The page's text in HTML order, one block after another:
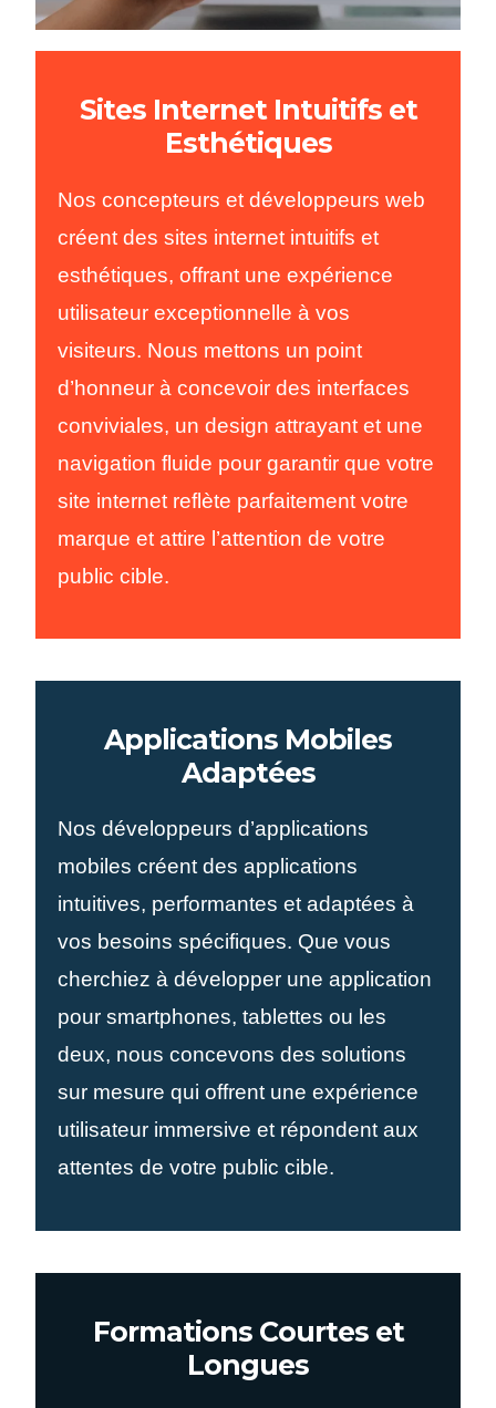
Sites Internet Intuitifs et
Esthétiques
Nos concepteurs et développeurs web
créent des sites internet intuitifs et
esthétiques, offrant une expérience
utilisateur exceptionnelle à vos
visiteurs. Nous mettons un point
d’honneur à concevoir des interfaces
conviviales, un design attrayant et une
navigation fluide pour garantir que votre
site internet reflète parfaitement votre
marque et attire l’attention de votre
public cible.
Applications Mobiles
Adaptées
Nos développeurs d’applications
mobiles créent des applications
intuitives, performantes et adaptées à
vos besoins spécifiques. Que vous
cherchiez à développer une application
pour smartphones, tablettes ou les
deux, nous concevons des solutions
sur mesure qui offrent une expérience
utilisateur immersive et répondent aux
attentes de votre public cible.
Formations Courtes et
Longues